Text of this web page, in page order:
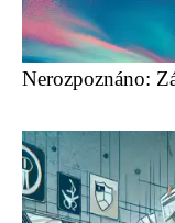
Nerozpoznáno: